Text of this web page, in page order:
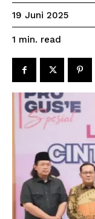
19 Juni 2025
1 min. read